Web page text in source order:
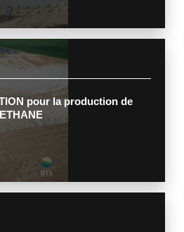
pour la production de